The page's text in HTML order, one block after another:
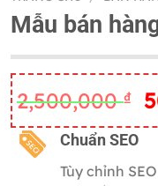
Mẫu bán
2,500,000₫
Chuẩn SEO
Tùy chỉnh